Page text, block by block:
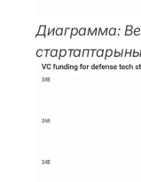
Диаграмма: